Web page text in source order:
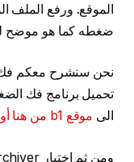
الموقع. ورفع الملف
ضغطه كما هو موضح
نحن سنشرح معكم فك
تحميل برنامج فك
الى موقع b1 من هنا أولا